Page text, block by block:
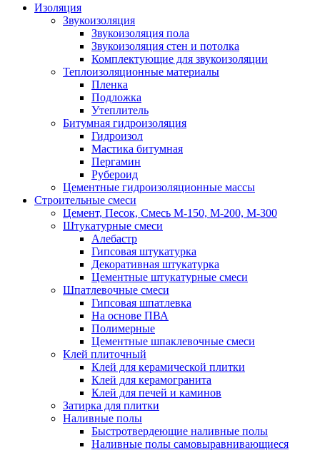
Изоляция
Звукоизоляция
Звукоизоляция пола
Звукоизоляция стен и потолка
Комплектующие для звукоизоляции
Теплоизоляционные материалы
Пленка
Подложка
Утеплитель
Битумная гидроизоляция
Гидроизол
Мастика битумная
Пергамин
Рубероид
Цементные гидроизоляционные массы
Строительные смеси
Цемент, Песок, Смесь М-150, М-200, М-300
Штукатурные смеси
Алебастр
Гипсовая штукатурка
Декоративная штукатурка
Цементные штукатурные смеси
Шпатлевочные смеси
Гипсовая шпатлевка
На основе ПВА
Полимерные
Цементные шпаклевочные смеси
Клей плиточный
Клей для керамической плитки
Клей для керамогранита
Клей для печей и каминов
Затирка для плитки
Наливные полы
Быстротвердеющие наливные полы
Наливные полы самовыравнивающиеся